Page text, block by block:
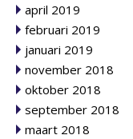
april 2019
februari 2019
januari 2019
november 2018
oktober 2018
september 2018
maart 2018